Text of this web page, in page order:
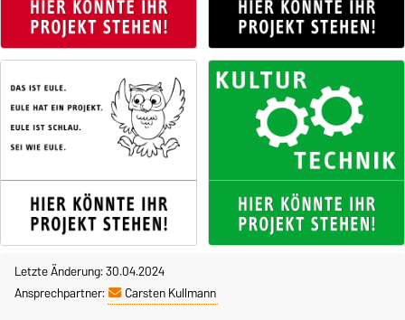
Letzte Änderung: 30.04.2024
Ansprechpartner:
Carsten Kullmann